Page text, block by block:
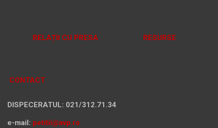
RELAȚII CU PRESA RESURSE
CONTACT
DISPECERATUL: 021/312.71.34
e-mail: petitii@avp.ro